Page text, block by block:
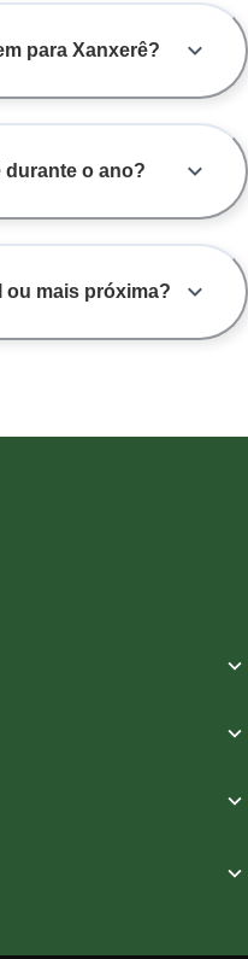
para Xanxerê?
durante o ano?
ou mais próxima?